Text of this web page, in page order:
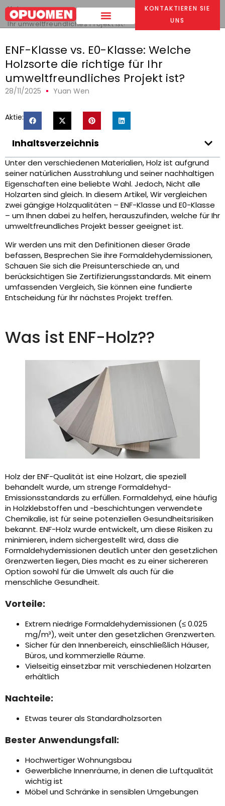
KONTAKTIEREN SIE
UNS
Heim >
ENF-Klasse vs. E0-Klasse: Welche Holzsorte die richtige für
Ihr umweltfreundliches Projekt ist?
ENF-Klasse vs. E0-Klasse: Welche
Holzsorte die richtige für Ihr
umweltfreundliches Projekt ist?
28/11/2025 Yuan Wen
Aktie:
Inhaltsverzeichnis
Unter den verschiedenen Materialien, Holz ist aufgrund
seiner natürlichen Ausstrahlung und seiner nachhaltigen
Eigenschaften eine beliebte Wahl. Jedoch, Nicht alle
Holzarten sind gleich. In diesem Artikel, Wir vergleichen
zwei gängige Holzqualitäten – ENF-Klasse und E0-Klasse
– um Ihnen dabei zu helfen, herauszufinden, welche für Ihr
umweltfreundliches Projekt besser geeignet ist.
Wir werden uns mit den Definitionen dieser Grade
befassen, Besprechen Sie ihre Formaldehydemissionen,
Schauen Sie sich die Preisunterschiede an, und
berücksichtigen Sie Zertifizierungsstandards. Mit einem
umfassenden Vergleich, Sie können eine fundierte
Entscheidung für Ihr nächstes Projekt treffen.
Was ist ENF-Holz??
Holz der ENF-Qualität ist eine Holzart, die speziell
behandelt wurde, um strenge Formaldehyd-
Emissionsstandards zu erfüllen. Formaldehyd, eine häufig
in Holzklebstoffen und -beschichtungen verwendete
Chemikalie, ist für seine potenziellen Gesundheitsrisiken
bekannt. ENF-Holz wurde entwickelt, um diese Risiken zu
minimieren, indem sichergestellt wird, dass die
Formaldehydemissionen deutlich unter den gesetzlichen
Grenzwerten liegen, Dies macht es zu einer sichereren
Option sowohl für die Umwelt als auch für die
menschliche Gesundheit.
Vorteile:
Extrem niedrige Formaldehydemissionen (≤ 0.025
mg/m³), weit unter den gesetzlichen Grenzwerten.
Sicher für den Innenbereich, einschließlich Häuser,
Büros, und kommerzielle Räume.
Vielseitig einsetzbar mit verschiedenen Holzarten
erhältlich
Nachteile:
Etwas teurer als Standardholzsorten
Bester Anwendungsfall:
Hochwertiger Wohnungsbau
Gewerbliche Innenräume, in denen die Luftqualität
wichtig ist
Möbel und Schränke in sensiblen Umgebungen